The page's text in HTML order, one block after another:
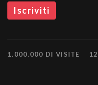
1.000.000 DI VISITE